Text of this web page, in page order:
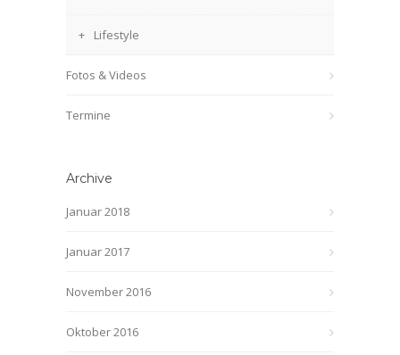
Lifestyle
Fotos & Videos
Termine
Archive
Januar 2018
Januar 2017
November 2016
Oktober 2016